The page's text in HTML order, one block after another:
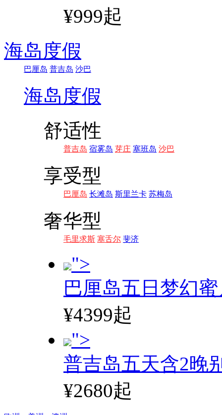
¥999起
海岛度假
巴厘岛 普吉岛 沙巴
海岛度假
舒适性
普吉岛 宿雾岛 芽庄 塞班岛 沙巴
享受型
巴厘岛 长滩岛 斯里兰卡 苏梅岛
奢华型
毛里求斯 塞舌尔 斐济
">
巴厘岛五日梦幻
¥4399起
">
普吉岛五天含2晚
¥2680起